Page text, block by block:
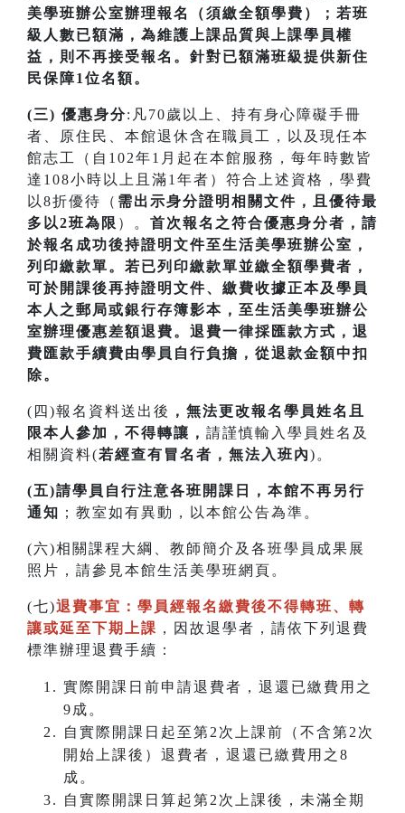
美學班辦公室辦理報名（須繳全額學費）；若班
級人數已額滿，為維護上課品質與上課學員權
益，則不再接受報名。針對已額滿班級提供新住
民保障1位名額。
(三) 優惠身分:凡70歲以上、持有身心障礙手冊
者、原住民、本館退休含在職員工，以及現任本
館志工（自102年1月起在本館服務，每年時數皆
達108小時以上且滿1年者）符合上述資格，學費
以8折優待（ 需出示身分證明相關文件，且優待最
多以2班為限 ）。 首次報名之符合優惠身分者，請
於報名成功後持證明文件至生活美學班辦公室，
列印繳款單。若已列印繳款單並繳全額學費者，
可於開課後再持證明文件、繳費收據正本及學員
本人之郵局或銀行存簿影本，至生活美學班辦公
室辦理優惠差額退費。 退費一律採匯款方式，退
費匯款手續費由學員自行負擔，從退款金額中扣
除。
(四)報名資料送出後 ，無法更改報名學員姓名且
限本人參加，不得轉讓， 請謹慎輸入學員姓名及
相關資料(若經查有冒名者，無法入班內)。
(五)請學員自行注意各班開課日，本館不再另行
通知 ；教室如有異動，以本館公告為準。
(六)相關課程大綱、教師簡介及各班學員成果展
照片，請參見本館生活美學班網頁。
(七)退費事宜：學員經報名繳費後不得轉班、 轉
讓或延至下期上課 ，因故退學者，請依下列退費
標準辦理退費手續：
實際開課日前申請退費者，退還已繳費用之
9成。
自實際開課日起至第2次上課前（不含第2次
開始上課後）退費者，退還已繳費用之8
成。
自實際開課日算起第2次上課後，未滿全期